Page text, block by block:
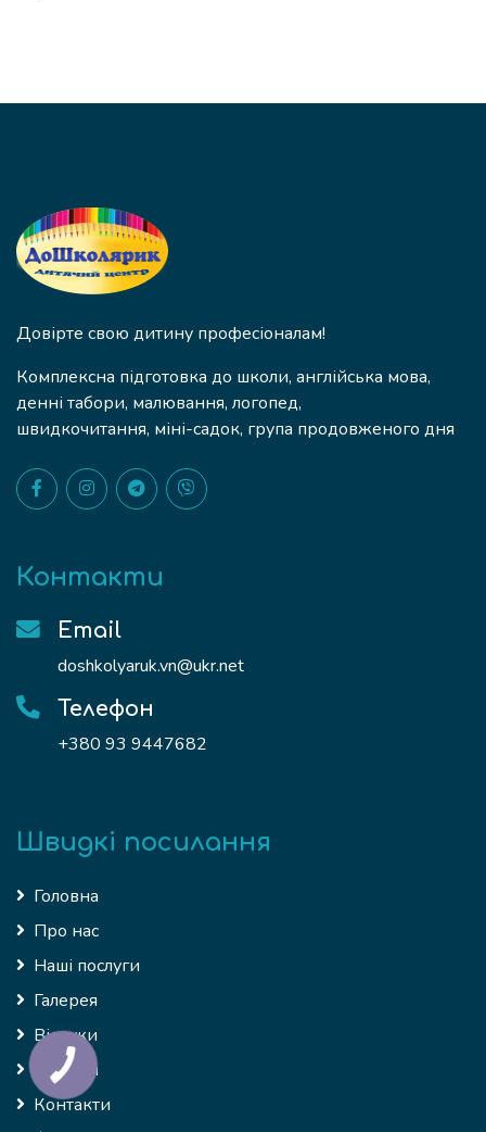
Довірте свою дитину професіоналам!
Комплексна підготовка до школи, англійська мова,
денні табори, малювання, логопед,
швидкочитання, міні-садок, група продовженого дня
Контакти
Email
doshkolyaruk.vn@ukr.net
Телефон
+380 93 9447682
Швидкі посилання
Головна
Про нас
Наші послуги
Галерея
Відгуки
Новини
Контакти